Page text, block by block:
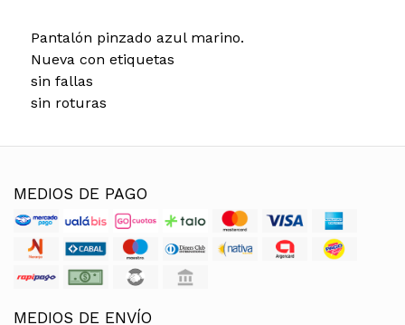
Pantalón pinzado azul marino.
Nueva con etiquetas
sin fallas
sin roturas
MEDIOS DE PAGO
MEDIOS DE ENVÍO